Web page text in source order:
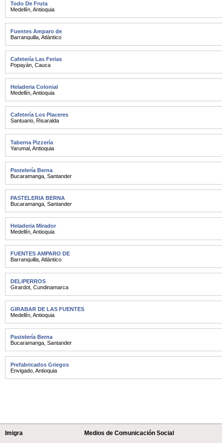
Todo De Fruta
Medellín Antioquia
Fuentes Amparo de
Barranquilla Atlántico
Cafetería Las Ferias
Popayán Cauca
Heladeria Colonial
Medellín Antioquia
Cafetería Los Placeres
Santuario Risaralda
Taberna Pizzería
Yarumal Antioquia
Pastelería Berna
Bucaramanga Santander
PASTELERIA BERNA
Bucaramanga Santander
Heladeria Mirador
Medellín Antioquia
FUENTES AMPARO DE
Barranquilla Atlántico
DELIPERROS
Girardot Cundinamarca
GIRABAR DE LAS FUENTES
Medellín Antioquia
Pastelería Berna
Bucaramanga Santander
Prefabricados Griegos
Envigado Antioquia
Imigra Medios de Comunicación Social